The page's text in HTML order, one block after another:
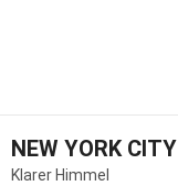
NEW YORK CITY
Klarer Himmel